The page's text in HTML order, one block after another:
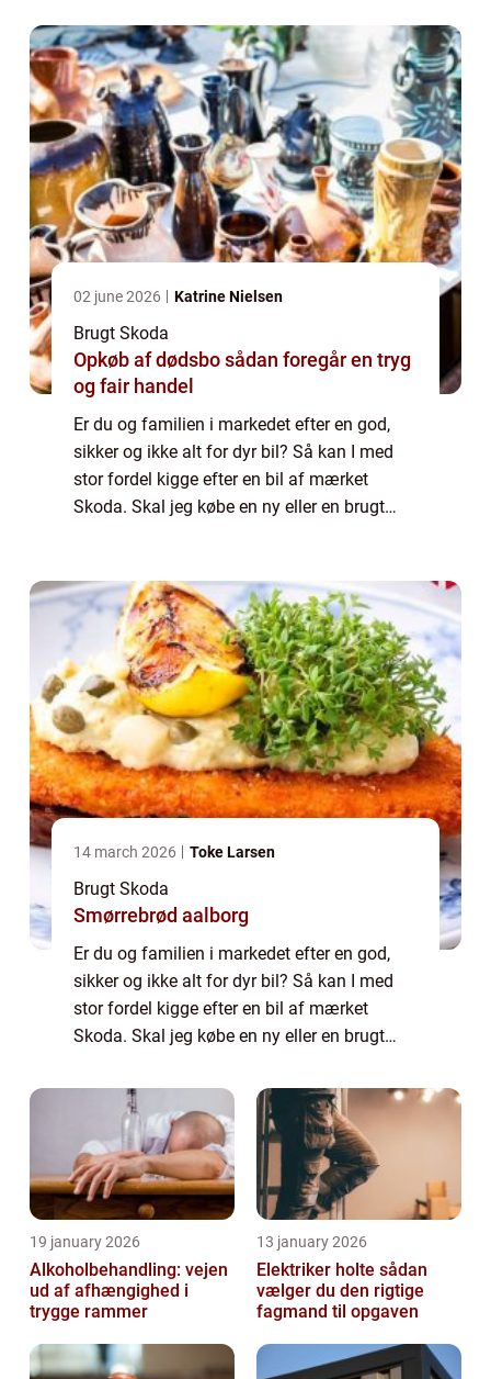
02 june 2026 Katrine Nielsen
Brugt Skoda
Opkøb af dødsbo sådan foregår en tryg
og fair handel
Er du og familien i markedet efter en god,
sikker og ikke alt for dyr bil? Så kan I med
stor fordel kigge efter en bil af mærket
Skoda. Skal jeg købe en ny eller en brugt
14 march 2026 Toke Larsen
Brugt Skoda
Smørrebrød aalborg
Er du og familien i markedet efter en god,
sikker og ikke alt for dyr bil? Så kan I med
stor fordel kigge efter en bil af mærket
Skoda. Skal jeg købe en ny eller en brugt
fornemmelsen af spritny bil, og er mest try...
19 january 2026
Alkoholbehandling: vejen
ud af afhængighed i
trygge rammer
13 january 2026
Elektriker holte sådan
vælger du den rigtige
fagmand til opgaven